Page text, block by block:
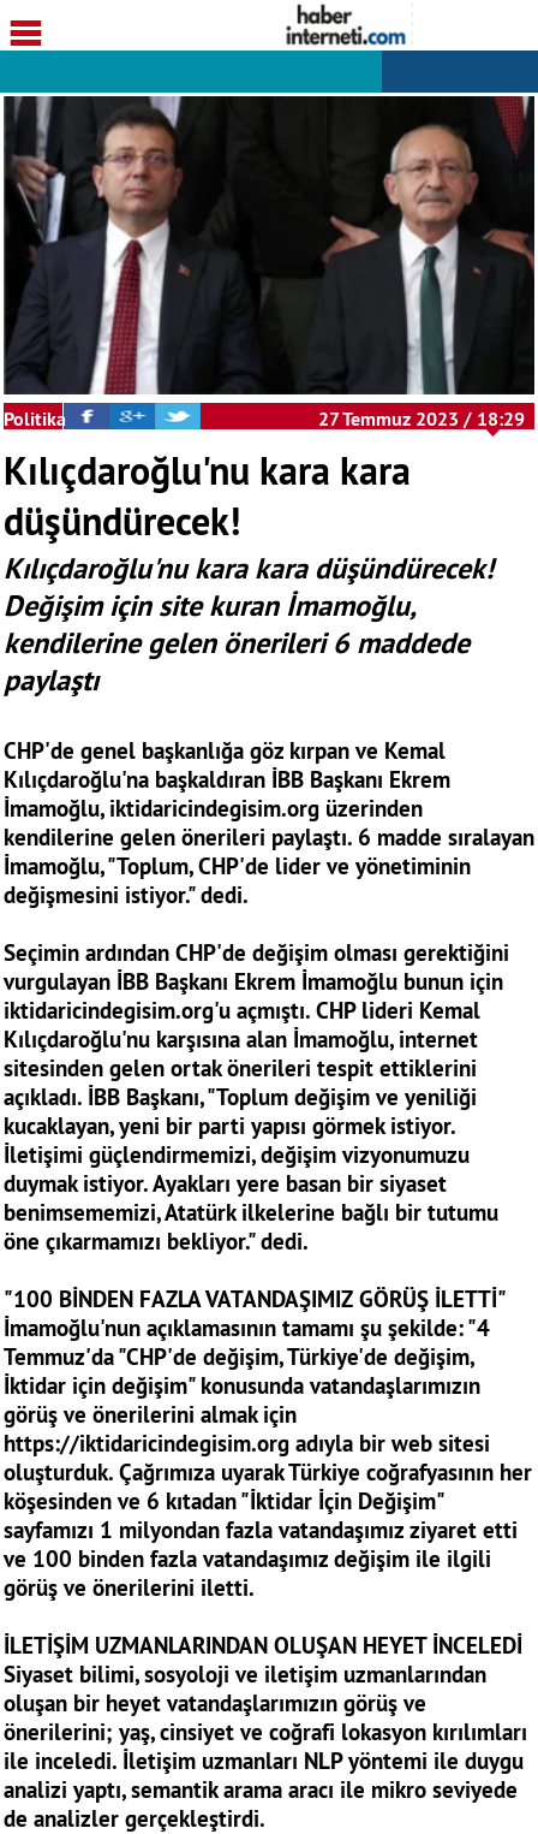
Politika 27 Temmuz 2023 / 18:29
Kılıçdaroğlu'nu kara kara
düşündürecek!
Kılıçdaroğlu'nu kara kara düşündürecek!
Değişim için site kuran İmamoğlu,
kendilerine gelen önerileri 6 maddede
paylaştı
CHP'de genel başkanlığa göz kırpan ve Kemal
Kılıçdaroğlu'na başkaldıran İBB Başkanı Ekrem
İmamoğlu, iktidaricindegisim.org üzerinden
kendilerine gelen önerileri paylaştı. 6 madde sıralayan
İmamoğlu, "Toplum, CHP'de lider ve yönetiminin
değişmesini istiyor." dedi.
Seçimin ardından CHP'de değişim olması gerektiğini
vurgulayan İBB Başkanı Ekrem İmamoğlu bunun için
iktidaricindegisim.org'u açmıştı. CHP lideri Kemal
Kılıçdaroğlu'nu karşısına alan İmamoğlu, internet
sitesinden gelen ortak önerileri tespit ettiklerini
açıkladı. İBB Başkanı, "Toplum değişim ve yeniliği
kucaklayan, yeni bir parti yapısı görmek istiyor.
İletişimi güçlendirmemizi, değişim vizyonumuzu
duymak istiyor. Ayakları yere basan bir siyaset
benimsememizi, Atatürk ilkelerine bağlı bir tutumu
öne çıkarmamızı bekliyor." dedi.
"100 BİNDEN FAZLA VATANDAŞIMIZ GÖRÜŞ İLETTİ"
İmamoğlu'nun açıklamasının tamamı şu şekilde: "4
Temmuz'da "CHP'de değişim, Türkiye'de değişim,
İktidar için değişim" konusunda vatandaşlarımızın
görüş ve önerilerini almak için
https://iktidaricindegisim.org adıyla bir web sitesi
oluşturduk. Çağrımıza uyarak Türkiye coğrafyasının her
köşesinden ve 6 kıtadan "İktidar İçin Değişim"
sayfamızı 1 milyondan fazla vatandaşımız ziyaret etti
ve 100 binden fazla vatandaşımız değişim ile ilgili
görüş ve önerilerini iletti.
İLETİŞİM UZMANLARINDAN OLUŞAN HEYET İNCELEDİ
Siyaset bilimi, sosyoloji ve iletişim uzmanlarından
oluşan bir heyet vatandaşlarımızın görüş ve
önerilerini; yaş, cinsiyet ve coğrafi lokasyon kırılımları
ile inceledi. İletişim uzmanları NLP yöntemi ile duygu
analizi yaptı, semantik arama aracı ile mikro seviyede
de analizler gerçekleştirdi.